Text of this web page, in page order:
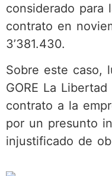
considerado para
contrato en
3’381.430.
Sobre este caso,
GORE La
contrato a la
por un presunto
injustificado de